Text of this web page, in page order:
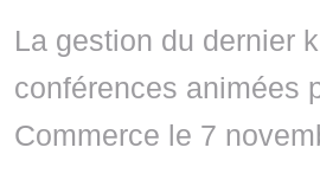
La gestion du dernier
conférences animées
Commerce le 7